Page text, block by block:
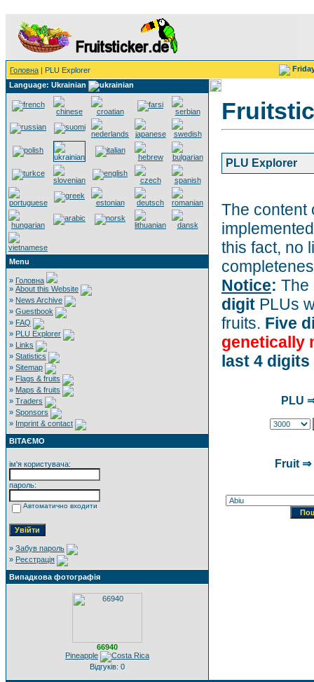
Головна | PLU Explorer
Language: Ukrainian
Menu
» Головна
» About this Website
» News Archive
» Guestbook
» FAQ
» PLU Explorer
» Links
» Statistics
» Sitemap
» Flags & fruits
» Maps & fruits
» Traders
» Sponsors
» Imprint & contact
ВІТАЄМО
ім'я користувача:
пароль:
Автоматично входити
» Забув пароль
» Реєстрація
Випадкова фотографія
66940
Pineapple
Відгуків: 0
PLU Explorer
The content
this fact, no
Notice: The
digit PLUs
fruits. Five
genetically
last 4 digits
PLU
Fruit ⇒